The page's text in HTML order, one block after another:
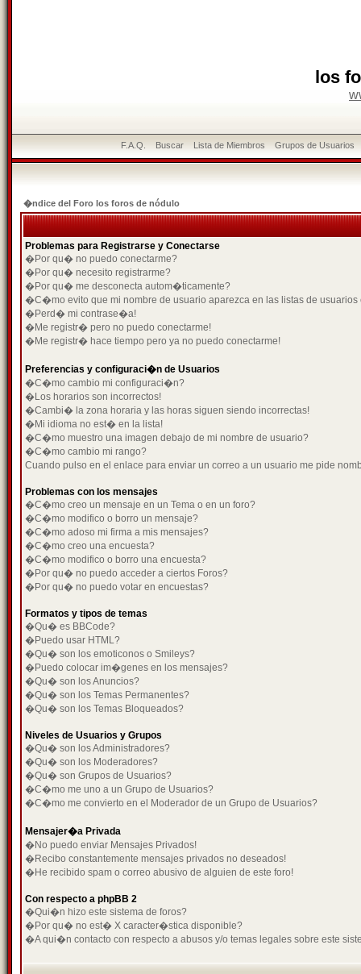
los
F.A.Q. Buscar Lista de Miembros Grupos de Usuarios
�ndice del Foro los foros de nódulo
Problemas para Registrarse y Conectarse
�Por qu� no puedo conectarme?
�Por qu� necesito registrarme?
�Por qu� me desconecta autom�ticamente?
�C�mo evito que mi nombre de usuario aparezca en las listas de usuarios
�Perd� mi contrase�a!
�Me registr� pero no puedo conectarme!
�Me registr� hace tiempo pero ya no puedo conectarme!
Preferencias y configuraci�n de Usuarios
�C�mo cambio mi configuraci�n?
�Los horarios son incorrectos!
�Cambi� la zona horaria y las horas siguen siendo incorrectas!
�Mi idioma no est� en la lista!
�C�mo muestro una imagen debajo de mi nombre de usuario?
�C�mo cambio mi rango?
Cuando pulso en el enlace para enviar un correo a un usuario me pide
Problemas con los mensajes
�C�mo creo un mensaje en un Tema o en un foro?
�C�mo modifico o borro un mensaje?
�C�mo adoso mi firma a mis mensajes?
�C�mo creo una encuesta?
�C�mo modifico o borro una encuesta?
�Por qu� no puedo acceder a ciertos Foros?
�Por qu� no puedo votar en encuestas?
Formatos y tipos de temas
�Qu� es BBCode?
�Puedo usar HTML?
�Qu� son los emoticonos o Smileys?
�Puedo colocar im�genes en los mensajes?
�Qu� son los Anuncios?
�Qu� son los Temas Permanentes?
�Qu� son los Temas Bloqueados?
Niveles de Usuarios y Grupos
�Qu� son los Administradores?
�Qu� son los Moderadores?
�Qu� son Grupos de Usuarios?
�C�mo me uno a un Grupo de Usuarios?
�C�mo me convierto en el Moderador de un Grupo de Usuarios?
Mensajer�a Privada
�No puedo enviar Mensajes Privados!
�Recibo constantemente mensajes privados no deseados!
�He recibido spam o correo abusivo de alguien de este foro!
Con respecto a phpBB 2
�Qui�n hizo este sistema de foros?
�Por qu� no est� X caracter�stica disponible?
�A qui�n contacto con respecto a abusos y/o temas legales sobre este